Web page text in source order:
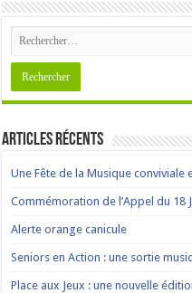
Articles récents
Une Fête de la Musique conviviale
Commémoration de l’Appel du 18
Alerte orange canicule
Seniors en Action : une sortie
Place aux Jeux : une nouvelle